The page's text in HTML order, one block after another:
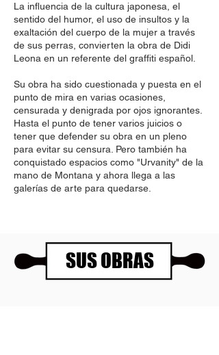
La influencia de la cultura japonesa, el
sentido del humor, el uso de insultos y la
exaltación del cuerpo de la mujer a través
de sus perras, convierten la obra de Didi
Leona en un referente del graffiti español.
Su obra ha sido cuestionada y puesta en el
punto de mira en varias ocasiones,
censurada y denigrada por ojos ignorantes.
Hasta el punto de tener varios juicios o
tener que defender su obra en un pleno
para evitar su censura. Pero también ha
conquistado espacios como "Urvanity" de la
mano de Montana y ahora llega a las
galerías de arte para quedarse.
SUS OBRAS